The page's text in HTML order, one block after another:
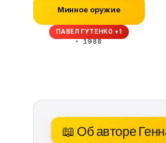
Минное оружие
ПАВЕЛ ГУТЕНКО +1
1988
📖 Об авторе